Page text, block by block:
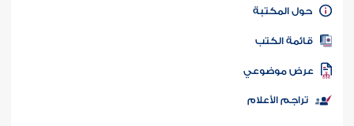
كتاب الأمة
المكتبة
الكتب
موضوعي